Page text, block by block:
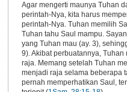
Agar mengerti maunya Tuhan
perintah-Nya, kita harus
perintah-Nya. Tuhan memilih
Tuhan tahu Saul mampu.
yang Tuhan mau (ay. 3),
9). Akibat perbuatannya,
raja. Memang setelah Tuhan
menjadi raja selama beberapa
pernah memperhatikan Saul,